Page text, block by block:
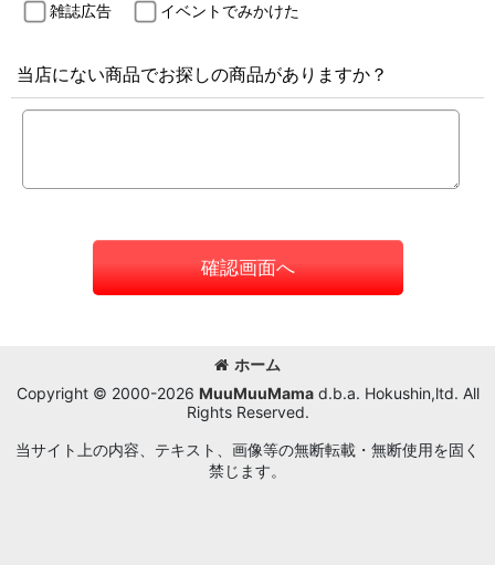
雑誌広告
イベントでみかけた
当店にない商品でお探しの商品がありますか？
確認画面へ
ホーム
Copyright © 2000-2026 MuuMuuMamad.b.a. Hokushin,ltd. All
Rights Reserved.
当サイト上の内容、テキスト、画像等の無断転載・無断使用を固く
禁じます。